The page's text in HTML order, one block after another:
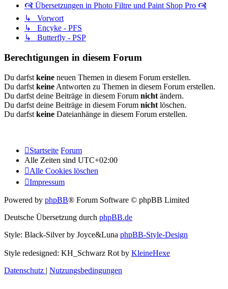
🙧 Übersetzungen in Photo Filtre und Paint Shop Pro 🙧
↳ Vorwort
↳ Encyke - PFS
↳ Butterfly - PSP
Berechtigungen in diesem Forum
Du darfst keine neuen Themen in diesem Forum erstellen.
Du darfst keine Antworten zu Themen in diesem Forum erstellen.
Du darfst deine Beiträge in diesem Forum nicht ändern.
Du darfst deine Beiträge in diesem Forum nicht löschen.
Du darfst keine Dateianhänge in diesem Forum erstellen.
Startseite Forum
Alle Zeiten sind UTC+02:00
Alle Cookies löschen
Impressum
Powered by phpBB® Forum Software © phpBB Limited
Deutsche Übersetzung durch phpBB.de
Style: Black-Silver by Joyce&Luna phpBB-Style-Design
Style redesigned: KH_Schwarz Rot by KleineHexe
Datenschutz | Nutzungsbedingungen